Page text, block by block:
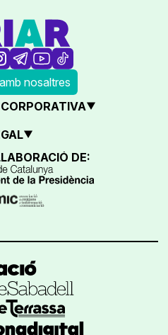
nosaltres
DE: